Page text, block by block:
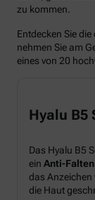
zu kommen.
Entdecken Sie
nehmen Sie am
eines von 20
Hyalu B5
Das Hyalu B5
ein Anti-
das
die Haut